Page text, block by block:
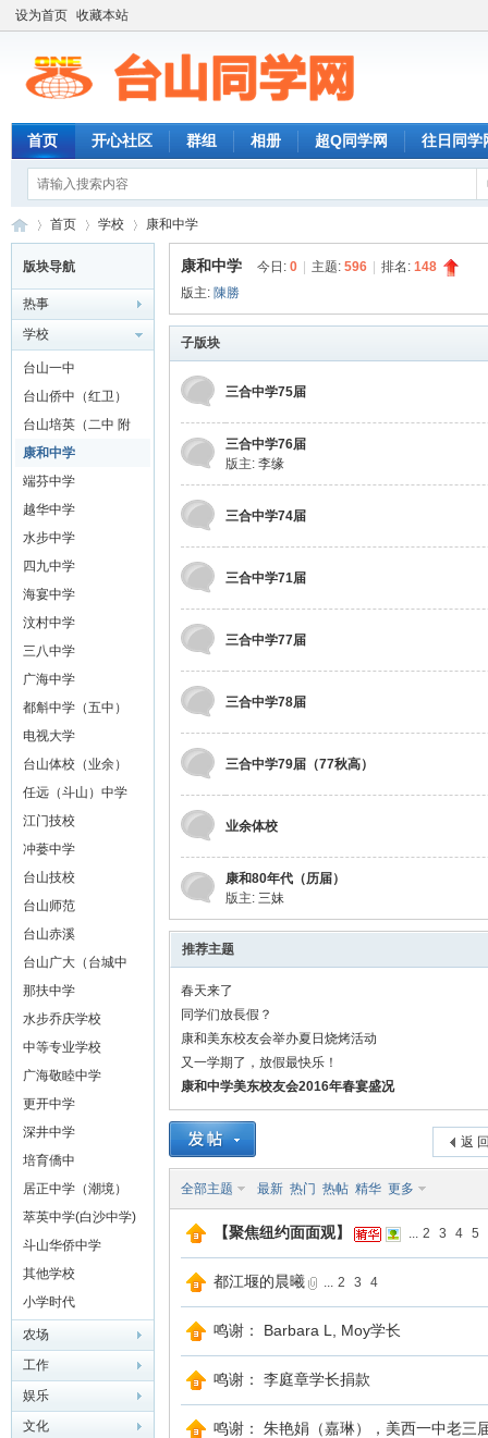
设为首页 收藏本站
首页 开心社区 群组 相册 超Q同学网 往日同学
台
山
»
首页
›
学校
›
康和中学
版块导航
热事
学校
台山一中
台山侨中（红卫）
台山培英（二中 附
城）
康和中学
端芬中学
越华中学
水步中学
四九中学
海宴中学
汶村中学
三八中学
广海中学
都斛中学（五中）
电视大学
台山体校（业余）
任远（斗山）中学
江门技校
冲蒌中学
台山技校
台山师范
台山赤溪
台山广大（台城中
学）
那扶中学
水步乔庆学校
中等专业学校
广海敬睦中学
更开中学
深井中学
培育僑中
居正中学（潮境）
萃英中学(白沙中学)
斗山华侨中学
其他学校
小学时代
农场
工作
娱乐
文化
康和中学 今日: 0 主题: 596 排名: 148
版主: 陳勝
子版块
三合中学75届
三合中学76届
版主: 李缘
三合中学74届
三合中学71届
三合中学77届
三合中学78届
三合中学79届（77秋高）
业余体校
康和80年代（历届）
版主: 三妹
推荐主题
春天来了
同学们放長假？
康和美东校友会举办夏日烧烤活动
又一学期了，放假最快乐！
康和中学美东校友会2016年春宴盛况
返
全部主题 最新 热门 热帖 精华 更多
【聚焦纽约面面观】 ... 2 3 4 5
都江堰的晨曦 ... 2 3 4
鸣谢： Barbara L, Moy学长
鸣谢： 李庭章学长捐款
鸣谢： 朱艳娟（嘉琳），美西一中老三